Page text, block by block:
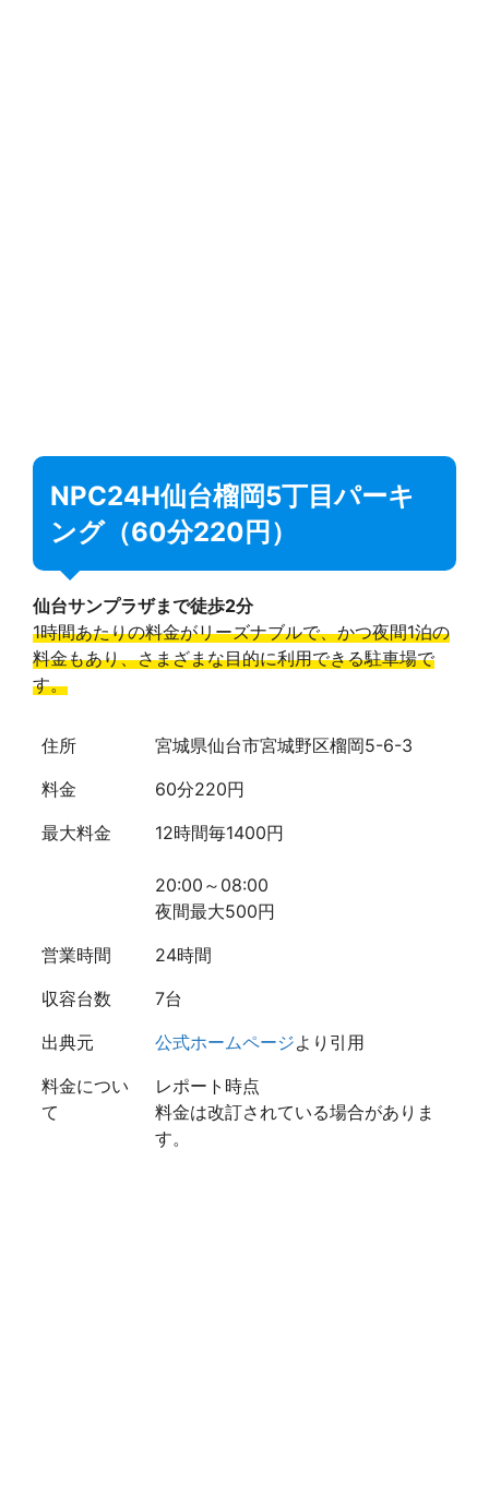
NPC24H仙台榴岡5丁目パーキ
ング（60分220円）
仙台サンプラザまで徒歩2分
1時間あたりの料金がリーズナブルで、かつ夜間1泊の
料金もあり、さまざまな目的に利用できる駐車場で
す。
住所
宮城県仙台市宮城野区榴岡5-6-3
料金
60分220円
最大料金
12時間毎1400円
20:00～08:00
夜間最大500円
営業時間
24時間
収容台数
7台
出典元
公式ホームページより引用
料金につい
て
レポート時点
料金は改訂されている場合がありま
す。